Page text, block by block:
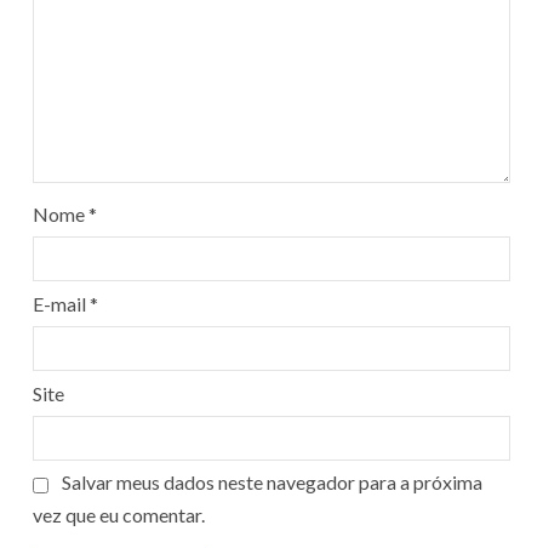
Nome*
E-mail*
Site
Salvar meus dados neste navegador para a próxima
vez que eu comentar.